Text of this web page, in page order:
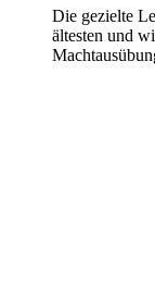
Die gezielte
ältesten und